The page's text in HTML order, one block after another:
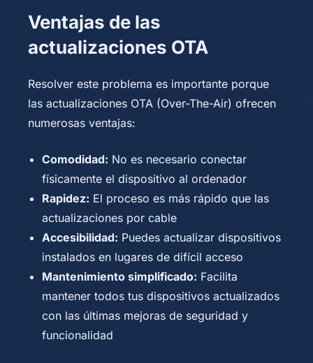
Ventajas de las
actualizaciones OTA
Resolver este problema es importante porque
las actualizaciones OTA (Over-The-Air) ofrecen
numerosas ventajas:
Comodidad: No es necesario conectar
físicamente el dispositivo al ordenador
Rapidez: El proceso es más rápido que las
actualizaciones por cable
Accesibilidad: Puedes actualizar dispositivos
instalados en lugares de difícil acceso
Mantenimiento simplificado: Facilita
mantener todos tus dispositivos actualizados
con las últimas mejoras de seguridad y
funcionalidad